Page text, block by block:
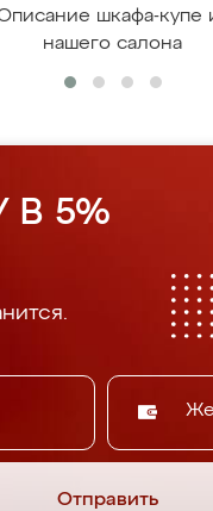
шкафа-купе
нашего салона
5%
Отправить